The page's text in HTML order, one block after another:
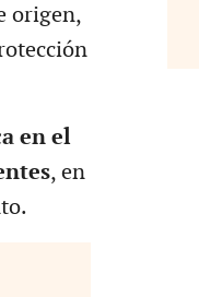
origen,
en el
, en